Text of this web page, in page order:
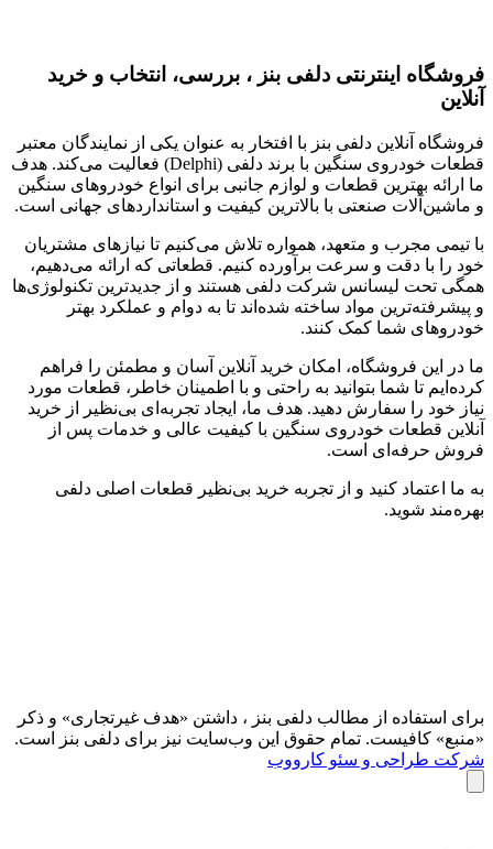
فروشگاه اینترنتی دلفی بنز ، بررسی، انتخاب و خرید
آنلاین
فروشگاه آنلاین دلفی بنز با افتخار به عنوان یکی از نمایندگان معتبر
قطعات خودروی سنگین با برند دلفی (Delphi) فعالیت می‌کند. هدف
ما ارائه بهترین قطعات و لوازم جانبی برای انواع خودروهای سنگین
و ماشین‌آلات صنعتی با بالاترین کیفیت و استانداردهای جهانی است.
با تیمی مجرب و متعهد، همواره تلاش می‌کنیم تا نیازهای مشتریان
خود را با دقت و سرعت برآورده کنیم. قطعاتی که ارائه می‌دهیم،
همگی تحت لیسانس شرکت دلفی هستند و از جدیدترین تکنولوژی‌ها
و پیشرفته‌ترین مواد ساخته شده‌اند تا به دوام و عملکرد بهتر
خودروهای شما کمک کنند.
ما در این فروشگاه، امکان خرید آنلاین آسان و مطمئن را فراهم
کرده‌ایم تا شما بتوانید به راحتی و با اطمینان خاطر، قطعات مورد
نیاز خود را سفارش دهید. هدف ما، ایجاد تجربه‌ای بی‌نظیر از خرید
آنلاین قطعات خودروی سنگین با کیفیت عالی و خدمات پس از
فروش حرفه‌ای است.
به ما اعتماد کنید و از تجربه‌ خرید بی‌نظیر قطعات اصلی دلفی
بهره‌مند شوید.
برای استفاده از مطالب دلفی بنز ، داشتن «هدف غیرتجاری» و ذکر
«منبع» کافیست. تمام حقوق اين وب‌سايت نیز برای دلفی بنز است.
شرکت طراحی و سئو کارووب